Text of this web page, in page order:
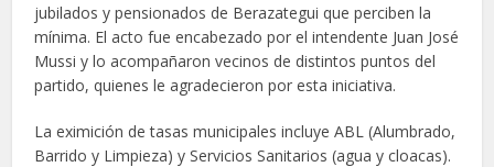
jubilados y pensionados de Berazategui que perciben la
mínima. El acto fue encabezado por el intendente Juan José
Mussi y lo acompañaron vecinos de distintos puntos del
partido, quienes le agradecieron por esta iniciativa.
La eximición de tasas municipales incluye ABL (Alumbrado,
Barrido y Limpieza) y Servicios Sanitarios (agua y cloacas).